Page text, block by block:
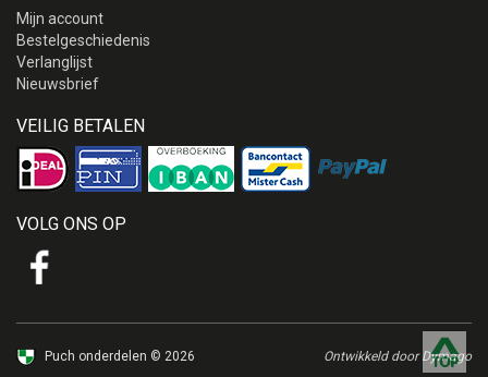
Mijn account
Bestelgeschiedenis
Verlanglijst
Nieuwsbrief
VEILIG BETALEN
VOLG ONS OP
Puch onderdelen © 2026 Ontwikkeld door Dymago